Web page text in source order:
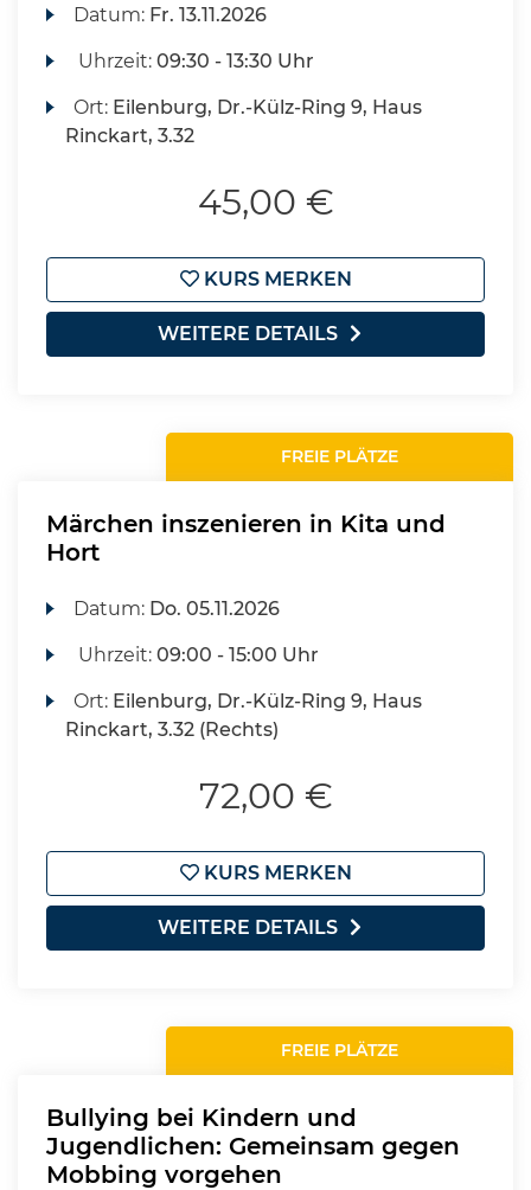
Datum: Fr. 13.11.2026
Uhrzeit:09:30 - 13:30 Uhr
Ort: Eilenburg, Dr.-Külz-Ring 9, Haus
Rinckart, 3.32
45,00 €
KURS MERKEN
WEITERE DETAILS
FREIE PLÄTZE
Märchen inszenieren in Kita und
Hort
Datum: Do. 05.11.2026
Uhrzeit:09:00 - 15:00 Uhr
Ort: Eilenburg, Dr.-Külz-Ring 9, Haus
Rinckart, 3.32 (Rechts)
72,00 €
KURS MERKEN
WEITERE DETAILS
FREIE PLÄTZE
Bullying bei Kindern und
Jugendlichen: Gemeinsam gegen
Mobbing vorgehen